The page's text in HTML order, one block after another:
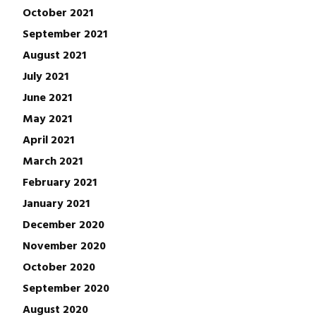
October 2021
September 2021
August 2021
July 2021
June 2021
May 2021
April 2021
March 2021
February 2021
January 2021
December 2020
November 2020
October 2020
September 2020
August 2020